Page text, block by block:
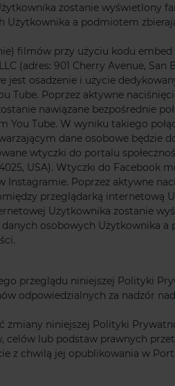
zostanie wyświetlony
Użytkownika a podmiotem
filmów przy użyciu kodu
(adres: 901 Cherry Avenue,
osadzenie i użycie
Tube. Poprzez aktywne
nawiązane bezpośrednie
You Tube. W wyniku takiego
dane osobowe będzie
wtyczki do portalu
USA). Wtyczki do
Instagramie. Poprzez aktywne
przeglądarką
Użytkownika zostanie
osobowych Użytkownika
przeglądu niniejszej Polityki
odpowiedzialnych za nadzór
zmiany niniejszej Polityki
celów lub podstaw prawnych
z chwilą jej opublikowania w